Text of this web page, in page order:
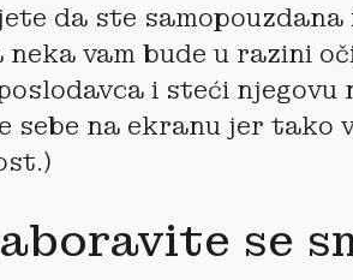
da ste samopouzdana
neka vam bude u razini
i steći
sebe na ekranu jer tako
se